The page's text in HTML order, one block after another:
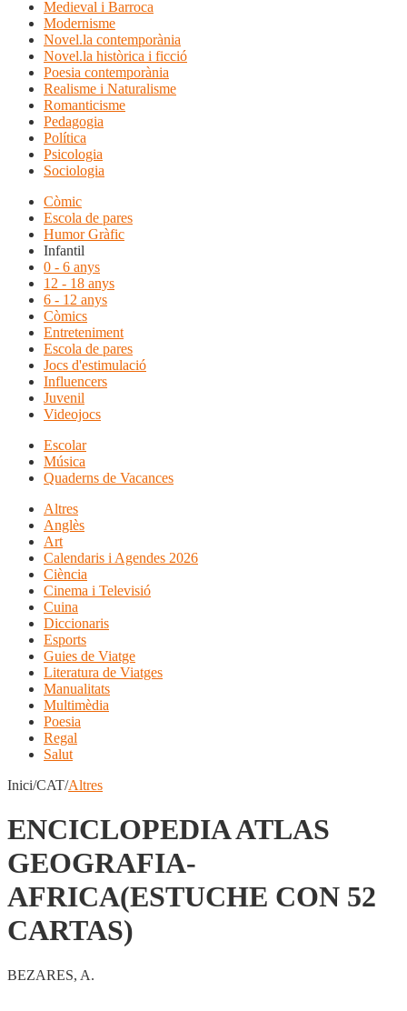
Medieval i Barroca
Modernisme
Novel.la contemporània
Novel.la històrica i ficció
Poesia contemporània
Realisme i Naturalisme
Romanticisme
Pedagogia
Política
Psicologia
Sociologia
Còmic
Escola de pares
Humor Gràfic
Infantil
0 - 6 anys
12 - 18 anys
6 - 12 anys
Còmics
Entreteniment
Escola de pares
Jocs d'estimulació
Influencers
Juvenil
Videojocs
Escolar
Música
Quaderns de Vacances
Altres
Anglès
Art
Calendaris i Agendes 2026
Ciència
Cinema i Televisió
Cuina
Diccionaris
Esports
Guies de Viatge
Literatura de Viatges
Manualitats
Multimèdia
Poesia
Regal
Salut
Inici/CAT/Altres
ENCICLOPEDIA ATLAS
GEOGRAFIA-
AFRICA(ESTUCHE CON 52
CARTAS)
BEZARES, A.